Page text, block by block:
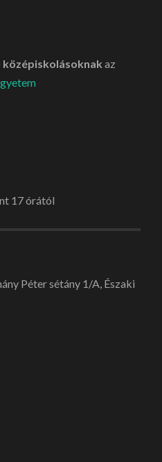
középiskolásoknak az
17 órától
Péter sétány 1/A, Északi